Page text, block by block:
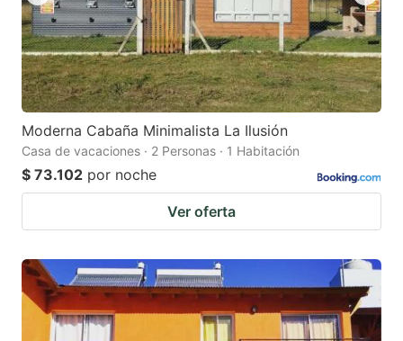
Moderna Cabaña Minimalista La Ilusión
Casa de vacaciones · 2 Personas · 1 Habitación
$ 73.102 por noche
Ver oferta